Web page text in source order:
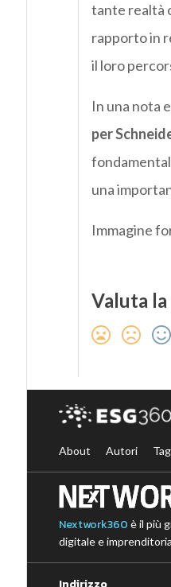
tante realtà
rapporto in
il loro
In una nota
per
una
Immagine
Valuta
About Autori
Nextwork360 è il più
digitale e